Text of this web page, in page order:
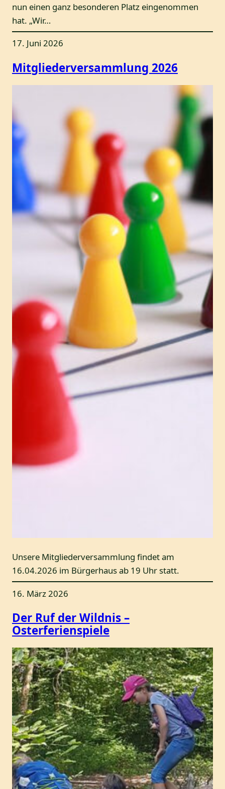
nun einen ganz besonderen Platz eingenommen
hat. „Wir…
17. Juni 2026
Mitgliederversammlung 2026
Unsere Mitgliederversammlung findet am
16.04.2026 im Bürgerhaus ab 19 Uhr statt.
16. März 2026
Der Ruf der Wildnis –
Osterferienspiele